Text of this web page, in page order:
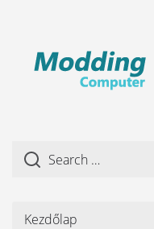
Kezdőlap